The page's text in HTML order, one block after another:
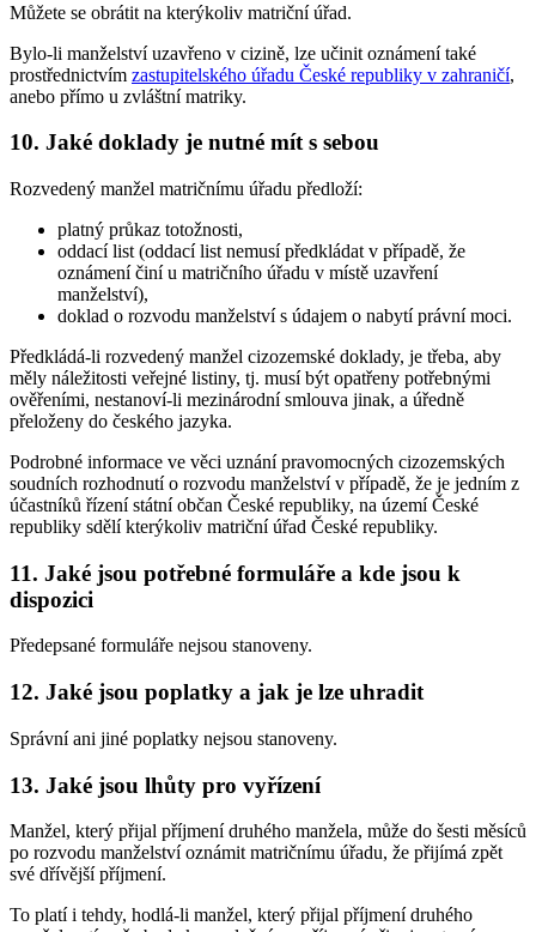
Můžete se obrátit na kterýkoliv matriční úřad.
Bylo-li manželství uzavřeno v cizině, lze učinit oznámení také
prostřednictvím zastupitelského úřadu České republiky v zahraničí,
anebo přímo u zvláštní matriky.
10. Jaké doklady je nutné mít s sebou
Rozvedený manžel matričnímu úřadu předloží:
platný průkaz totožnosti,
oddací list (oddací list nemusí předkládat v případě, že
oznámení činí u matričního úřadu v místě uzavření
manželství),
doklad o rozvodu manželství s údajem o nabytí právní moci.
Předkládá-li rozvedený manžel cizozemské doklady, je třeba, aby
měly náležitosti veřejné listiny, tj. musí být opatřeny potřebnými
ověřeními, nestanoví-li mezinárodní smlouva jinak, a úředně
přeloženy do českého jazyka.
Podrobné informace ve věci uznání pravomocných cizozemských
soudních rozhodnutí o rozvodu manželství v případě, že je jedním z
účastníků řízení státní občan České republiky, na území České
republiky sdělí kterýkoliv matriční úřad České republiky.
11. Jaké jsou potřebné formuláře a kde jsou k
dispozici
Předepsané formuláře nejsou stanoveny.
12. Jaké jsou poplatky a jak je lze uhradit
Správní ani jiné poplatky nejsou stanoveny.
13. Jaké jsou lhůty pro vyřízení
Manžel, který přijal příjmení druhého manžela, může do šesti měsíců
po rozvodu manželství oznámit matričnímu úřadu, že přijímá zpět
své dřívější příjmení.
To platí i tehdy, hodlá-li manžel, který přijal příjmení druhého